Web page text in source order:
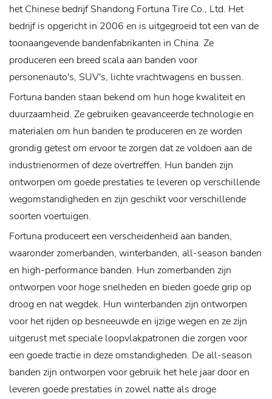
het Chinese bedrijf Shandong Fortuna Tire Co., Ltd. Het
bedrijf is opgericht in 2006 en is uitgegroeid tot een van de
toonaangevende bandenfabrikanten in China. Ze
produceren een breed scala aan banden voor
personenauto's, SUV's, lichte vrachtwagens en bussen.
Fortuna banden staan ​​bekend om hun hoge kwaliteit en
duurzaamheid. Ze gebruiken geavanceerde technologie en
materialen om hun banden te produceren en ze worden
grondig getest om ervoor te zorgen dat ze voldoen aan de
industrienormen of deze overtreffen. Hun banden zijn
ontworpen om goede prestaties te leveren op verschillende
wegomstandigheden en zijn geschikt voor verschillende
soorten voertuigen.
Fortuna produceert een verscheidenheid aan banden,
waaronder zomerbanden, winterbanden, all-season banden
en high-performance banden. Hun zomerbanden zijn
ontworpen voor hoge snelheden en bieden goede grip op
droog en nat wegdek. Hun winterbanden zijn ontworpen
voor het rijden op besneeuwde en ijzige wegen en ze zijn
uitgerust met speciale loopvlakpatronen die zorgen voor
een goede tractie in deze omstandigheden. De all-season
banden zijn ontworpen voor gebruik het hele jaar door en
leveren goede prestaties in zowel natte als droge